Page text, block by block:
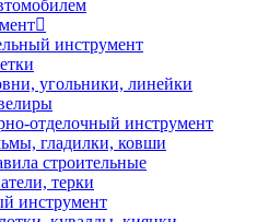
инструмент
угольники, линейки
отделочный инструмент
гладилки, ковши
строительные
терки
инструмент